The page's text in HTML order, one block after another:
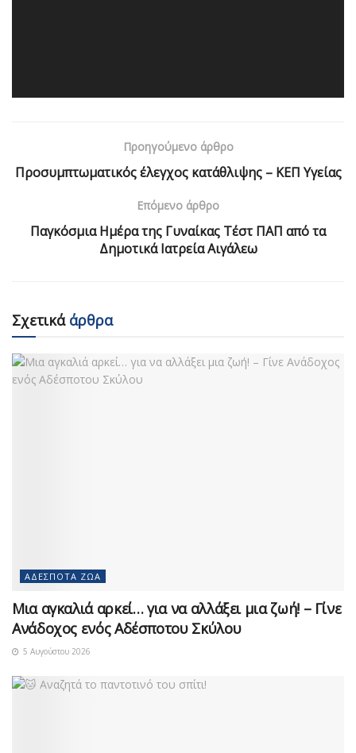
Προηγούμενο άρθρο
Προσυμπτωματικός έλεγχος κατάθλιψης – ΚΕΠ Υγείας
Επόμενο άρθρο
Παγκόσμια Ημέρα της Γυναίκας Τέστ ΠΑΠ από τα
Δημοτικά Ιατρεία Αιγάλεω
Σχετικάάρθρα
ΑΔΈΣΠΟΤΑ ΖΏΑ
Μια αγκαλιά αρκεί… για να αλλάξει μια ζωή! – Γίνε
Ανάδοχος ενός Αδέσποτου Σκύλου
5 Αυγούστου 2026